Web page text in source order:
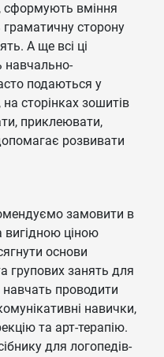
сформують вміння
сторону
А ще всі ці
навчально-
подаються у
на сторінках зошитів
приклеювати,
розвивати
замовити в
вигідною ціною
основи
групових занять для
проводити
навички,
та арт-терапію.
для логопедів-